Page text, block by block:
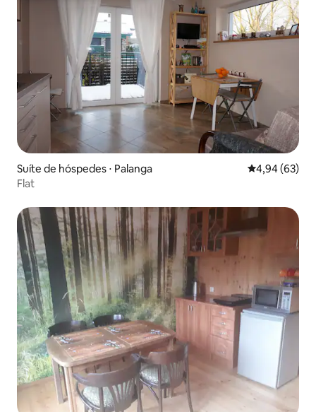
Suíte de hóspedes ⋅ Palanga 4,94 de uma
4,94 (63)
Flat